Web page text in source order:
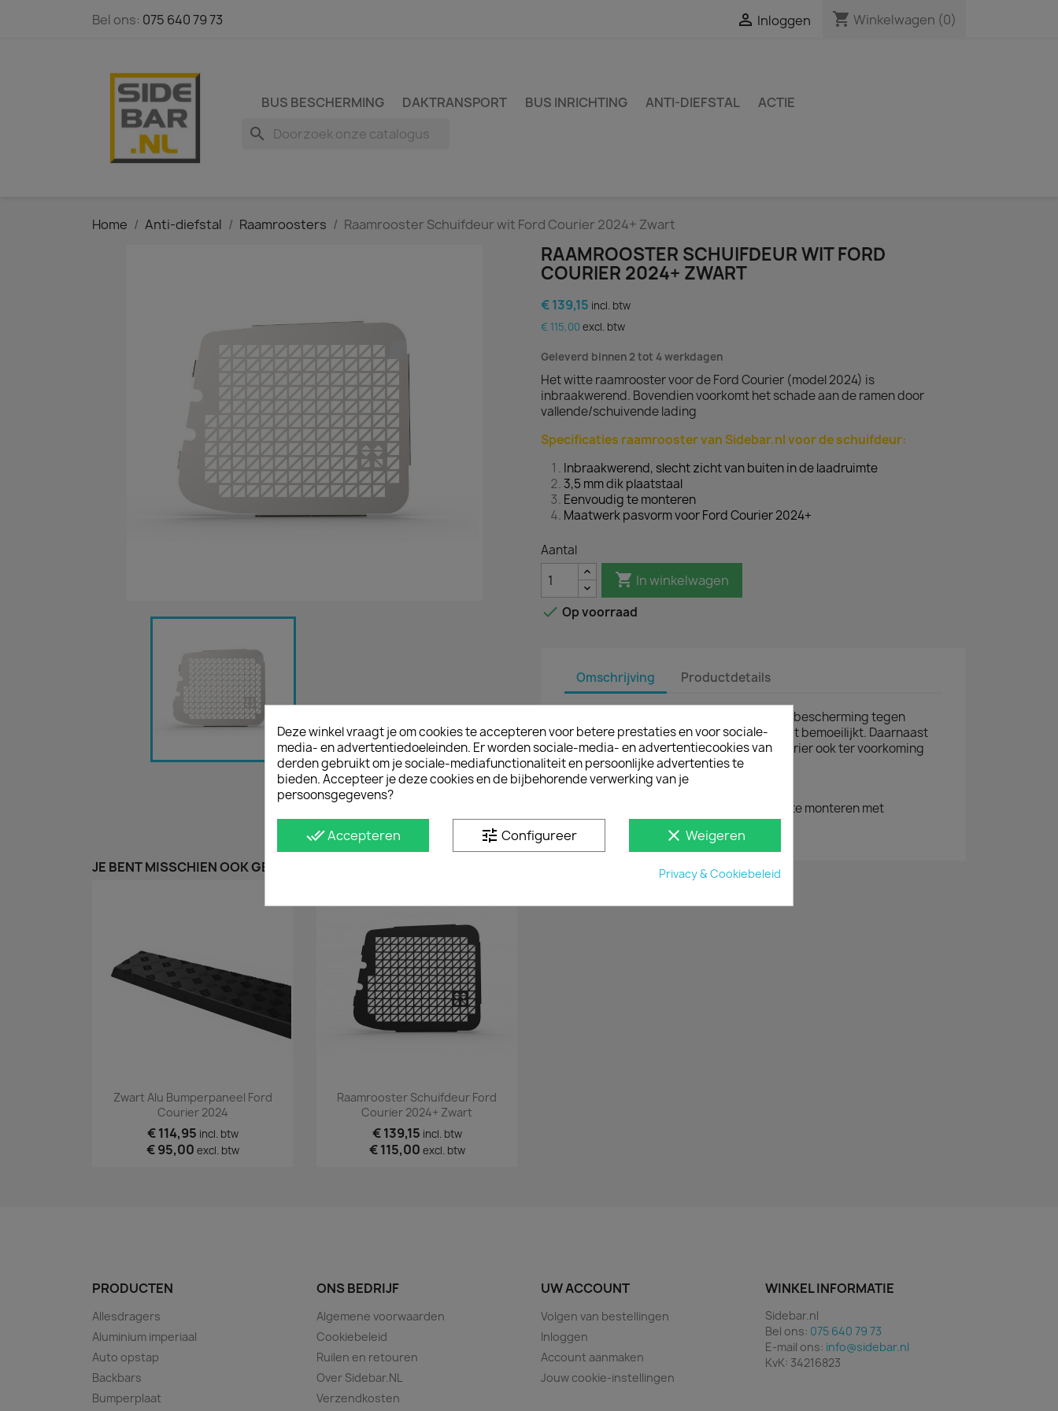
Bel ons: 075 640 79 73  Inloggen shopping_cart Winkelwagen (0)
BUS BESCHERMING DAKTRANSPORT BUS INRICHTING ANTI-DIEFSTAL ACTIE
search
Home Anti-diefstal Raamroosters Raamrooster Schuifdeur wit Ford Courier 2024+ Zwart
RAAMROOSTER SCHUIFDEUR WIT FORD
COURIER 2024+ ZWART
€ 139,15 incl. btw
€ 115,00 excl. btw
Geleverd binnen 2 tot 4 werkdagen
Het witte raamrooster voor de Ford Courier (model 2024) is
inbraakwerend. Bovendien voorkomt het schade aan de ramen door
vallende/schuivende lading
Specificaties raamrooster van Sidebar.nl voor de schuifdeur:
Inbraakwerend, slecht zicht van buiten in de laadruimte
3,5 mm dik plaatstaal
Eenvoudig te monteren
Maatwerk pasvorm voor Ford Courier 2024+
Aantal
 In winkelwagen
 Op voorraad
Omschrijving Productdetails
Inbraakwerende platen bieden optimale bescherming tegen
diefstal: toegang tot de laadruimte wordt bemoeilijkt. Daarnaast
monteer je de ruitrasters op de Ford Courier ook ter voorkoming
van ruitschade door schuivende lading.
Raambeveiligingsplaten zijn eenvoudig te monteren met
popnagels of zelfborende schroeven.
JE BENT MISSCHIEN OOK GEÏNTERESSEERD IN
Snel bekijken
Zwart Alu Bumperpaneel Ford
Courier 2024
€ 114,95 incl. btw
€ 95,00 excl. btw
Snel bekijken
Raamrooster Schuifdeur Ford
Courier 2024+ Zwart
€ 139,15 incl. btw
€ 115,00 excl. btw
PRODUCTEN
Allesdragers
Aluminium imperiaal
Auto opstap
Backbars
Bumperplaat
ONS BEDRIJF
Algemene voorwaarden
Cookiebeleid
Ruilen en retouren
Over Sidebar.NL
Verzendkosten
UW ACCOUNT
Volgen van bestellingen
Inloggen
Account aanmaken
Jouw cookie-instellingen
WINKEL INFORMATIE
Sidebar.nl
Bel ons: 075 640 79 73
E-mail ons: info@sidebar.nl
KvK: 34216823
Deze winkel vraagt je om cookies te accepteren voor betere prestaties en voor sociale-
media- en advertentiedoeleinden. Er worden sociale-media- en advertentiecookies van
derden gebruikt om je sociale-mediafunctionaliteit en persoonlijke advertenties te
bieden. Accepteer je deze cookies en de bijbehorende verwerking van je
persoonsgegevens?
done_allAccepteren tune Configureer clear Weigeren
Privacy & Cookiebeleid